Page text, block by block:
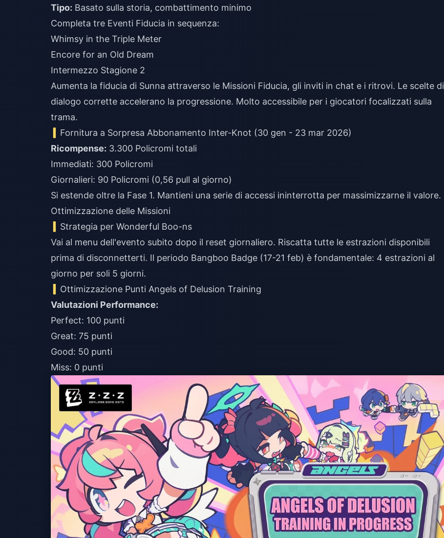
Tipo: Basato sulla storia, combattimento minimo
Completa tre Eventi Fiducia in sequenza:
Whimsy in the Triple Meter
Encore for an Old Dream
Intermezzo Stagione 2
Aumenta la fiducia di Sunna attraverso le Missioni Fiducia, gli inviti in chat e i ritrovi. Le scelte di
dialogo corrette accelerano la progressione. Molto accessibile per i giocatori focalizzati sulla
trama.
Fornitura a Sorpresa Abbonamento Inter-Knot (30 gen - 23 mar 2026)
Ricompense: 3.300 Policromi totali
Immediati: 300 Policromi
Giornalieri: 90 Policromi (0,56 pull al giorno)
Si estende oltre la Fase 1. Mantieni una serie di accessi ininterrotta per massimizzarne il valore.
Ottimizzazione delle Missioni
Strategia per Wonderful Boo-ns
Vai al menu dell'evento subito dopo il reset giornaliero. Riscatta tutte le estrazioni disponibili
prima di disconnetterti. Il periodo Bangboo Badge (17-21 feb) è fondamentale: 4 estrazioni al
giorno per soli 5 giorni.
Ottimizzazione Punti Angels of Delusion Training
Valutazioni Performance:
Perfect: 100 punti
Great: 75 punti
Good: 50 punti
Miss: 0 punti